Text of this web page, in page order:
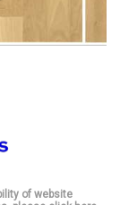
of website